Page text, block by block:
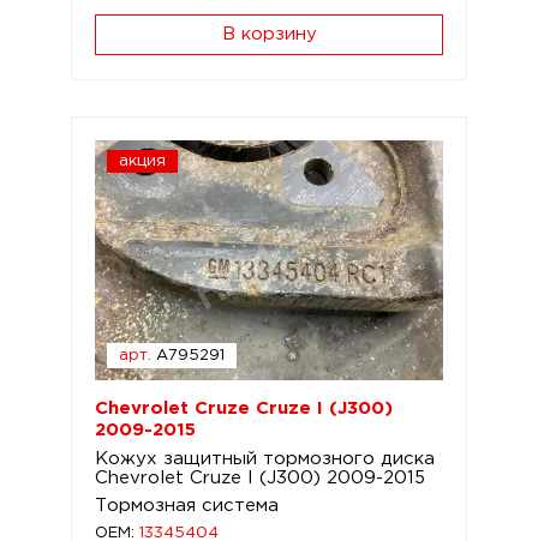
В корзину
акция
арт. A795291
Chevrolet Cruze Cruze I (J300)
2009-2015
Кожух защитный тормозного диска
Chevrolet Cruze I (J300) 2009-2015
Тормозная система
OEM: 13345404